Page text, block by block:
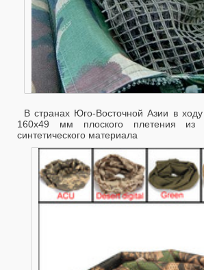
В странах Юго-Восточной Азии в
160х49 мм плоского плетения
синтетического материала